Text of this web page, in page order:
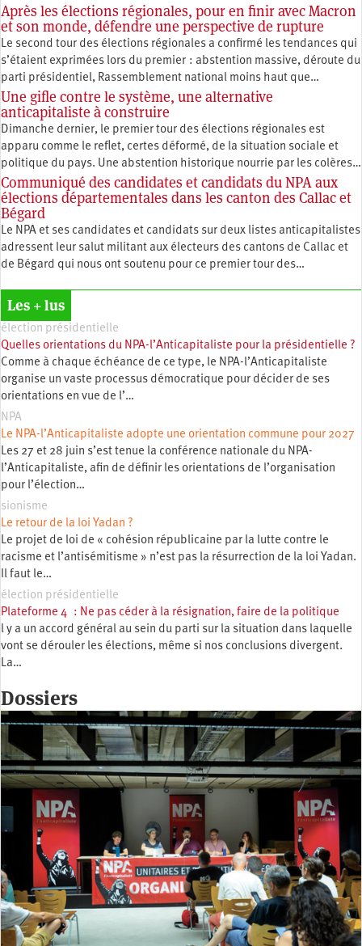
Après les élections régionales, pour en finir avec Macron
et son monde, défendre une perspective de rupture
Le second tour des élections régionales a confirmé les tendances qui
s’étaient exprimées lors du premier : abstention massive, déroute du
parti présidentiel, Rassemblement national moins haut que…
Une gifle contre le système, une alternative
anticapitaliste à construire
Dimanche dernier, le premier tour des élections régionales est
apparu comme le reflet, certes déformé, de la situation sociale et
politique du pays. Une abstention historique nourrie par les colères…
Communiqué des candidates et candidats du NPA aux
élections départementales dans les canton des Callac et
Bégard
Le NPA et ses candidates et candidats sur deux listes anticapitalistes
adressent leur salut militant aux électeurs des cantons de Callac et
de Bégard qui nous ont soutenu pour ce premier tour des…
Les + lus
élection présidentielle
Quelles orientations du NPA-l’Anticapitaliste pour la présidentielle ?
Comme à chaque échéance de ce type, le NPA-l’Anticapitaliste
organise un vaste processus démocratique pour décider de ses
orientations en vue de l’…
NPA
Le NPA-l’Anticapitaliste adopte une orientation commune pour 2027
Les 27 et 28 juin s’est tenue la conférence nationale du NPA-
l’Anticapitaliste, afin de définir les orientations de l’organisation
pour l’élection…
sionisme
Le retour de la loi Yadan ?
Le projet de loi de « cohésion républicaine par la lutte contre le
racisme et l’antisémitisme » n’est pas la résurrection de la loi Yadan.
Il faut le…
élection présidentielle
Plateforme 4 : Ne pas céder à la résignation, faire de la politique
l y a un accord général au sein du parti sur la situation dans laquelle
vont se dérouler les élections, même si nos conclusions divergent.
La…
Dossiers